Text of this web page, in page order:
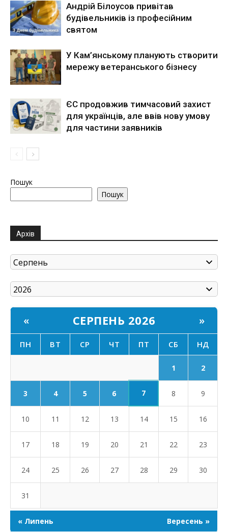
Андрій Білоусов привітав
будівельників із професійним
святом
У Кам’янському планують створити
мережу ветеранського бізнесу
ЄС продовжив тимчасовий захист
для українців, але ввів нову умову
для частини заявників
Пошук
Пошук
Архів
« СЕРПЕНЬ 2026 »
ПН ВТ СР ЧТ ПТ СБ НД
1 2
3 4 5 6 7 8 9
10 11 12 13 14 15 16
17 18 19 20 21 22 23
24 25 26 27 28 29 30
31
« Липень Вересень »